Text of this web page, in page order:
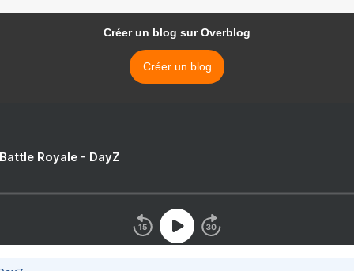
Créer un blog sur Overblog
Créer un blog
Royale - DayZ